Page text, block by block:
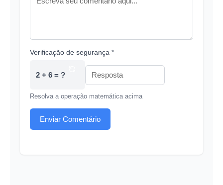
Verificação de segurança *
2 + 6 = ?
Resolva a operação matemática acima
Enviar Comentário